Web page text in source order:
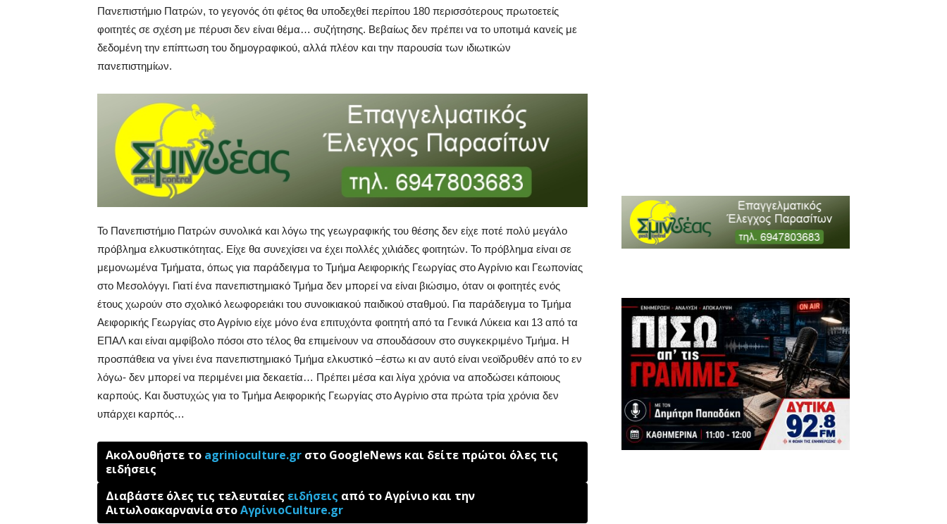
Πανεπιστήμιο Πατρών, το γεγονός ότι φέτος θα υποδεχθεί περίπου 180 περισσότερους πρωτοετείς
φοιτητές σε σχέση με πέρυσι δεν είναι θέμα… συζήτησης. Βεβαίως δεν πρέπει να το υποτιμά κανείς με
δεδομένη την επίπτωση του δημογραφικού, αλλά πλέον και την παρουσία των ιδιωτικών
πανεπιστημίων.
Το Πανεπιστήμιο Πατρών συνολικά και λόγω της γεωγραφικής του θέσης δεν είχε ποτέ πολύ μεγάλο
πρόβλημα ελκυστικότητας. Είχε θα συνεχίσει να έχει πολλές χιλιάδες φοιτητών. Το πρόβλημα είναι σε
μεμονωμένα Τμήματα, όπως για παράδειγμα το Τμήμα Αειφορικής Γεωργίας στο Αγρίνιο και Γεωπονίας
στο Μεσολόγγι. Γιατί ένα πανεπιστημιακό Τμήμα δεν μπορεί να είναι βιώσιμο, όταν οι φοιτητές ενός
έτους χωρούν στο σχολικό λεωφορειάκι του συνοικιακού παιδικού σταθμού. Για παράδειγμα το Τμήμα
Αειφορικής Γεωργίας στο Αγρίνιο είχε μόνο ένα επιτυχόντα φοιτητή από τα Γενικά Λύκεια και 13 από τα
ΕΠΑΛ και είναι αμφίβολο πόσοι στο τέλος θα επιμείνουν να σπουδάσουν στο συγκεκριμένο Τμήμα. Η
προσπάθεια να γίνει ένα πανεπιστημιακό Τμήμα ελκυστικό –έστω κι αν αυτό είναι νεοϊδρυθέν από το εν
λόγω- δεν μπορεί να περιμένει μια δεκαετία… Πρέπει μέσα και λίγα χρόνια να αποδώσει κάποιους
καρπούς. Και δυστυχώς για το Τμήμα Αειφορικής Γεωργίας στο Αγρίνιο στα πρώτα τρία χρόνια δεν
υπάρχει καρπός…
Ακολουθήστε το agrinioculture.gr στο GoogleNews και δείτε πρώτοι όλες τις
ειδήσεις
Διαβάστε όλες τις τελευταίες ειδήσεις από το Αγρίνιο και την
Αιτωλοακαρνανία στοΑγρίνιοCulture.gr